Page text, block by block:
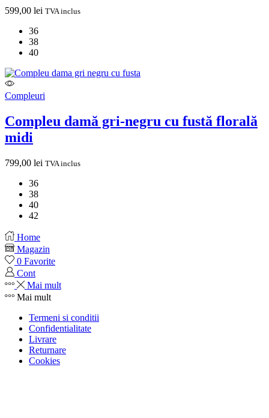
599,00 lei TVA inclus
36
38
40
Compleuri
Compleu damă gri-negru cu fustă florală
midi
799,00 lei TVA inclus
36
38
40
42
Home
Magazin
0 Favorite
Cont
Mai mult
Mai mult
Termeni si conditii
Confidentialitate
Livrare
Returnare
Cookies